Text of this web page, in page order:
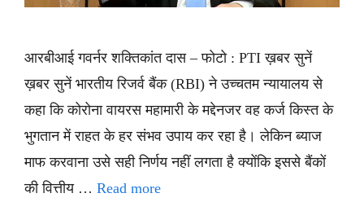
आरबीआई गवर्नर शक्तिकांत दास – फोटो : PTI ख़बर सुनें
ख़बर सुनें भारतीय रिजर्व बैंक (RBI) ने उच्चतम न्यायालय से
कहा कि कोरोना वायरस महामारी के मद्देनजर वह कर्ज किस्त के
भुगतान में राहत के हर संभव उपाय कर रहा है। लेकिन ब्याज
माफ करवाना उसे सही निर्णय नहीं लगता है क्योंकि इससे बैंकों
की वित्तीय … Read more